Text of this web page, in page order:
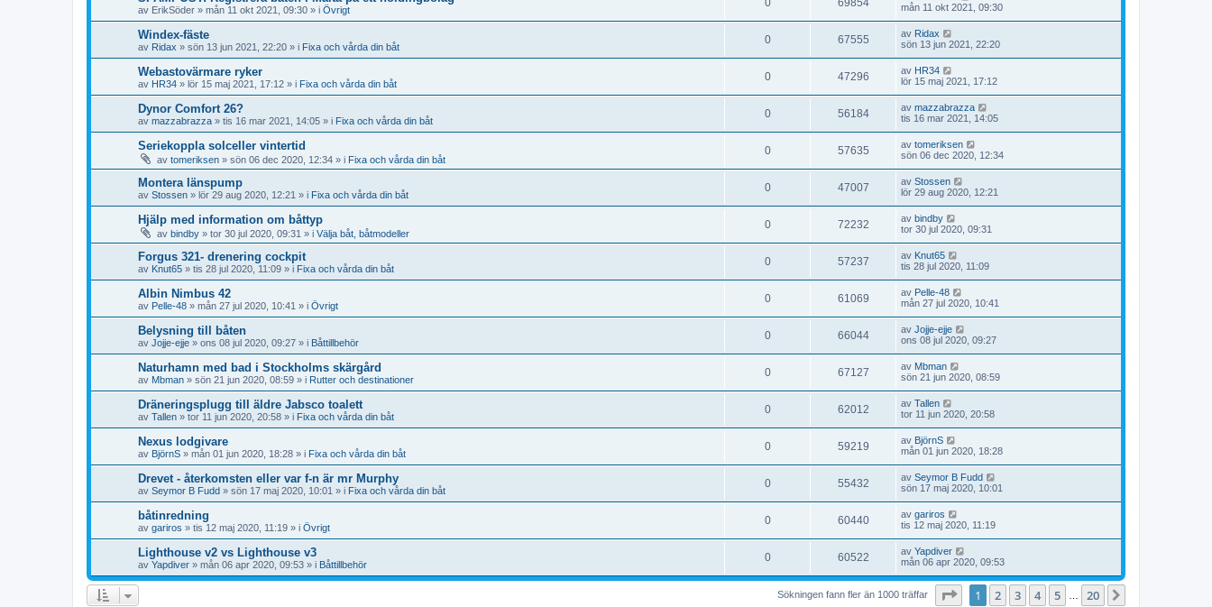
av ErikSöder » mån 11 okt 2021, 09:30 » i Övrigt
0 69854
mån 11 okt 2021, 09:30
Windex-fäste
av Ridax » sön 13 jun 2021, 22:20 » i Fixa och vårda din båt
0 67555 av Ridax
sön 13 jun 2021, 22:20
Webastovärmare ryker
av HR34 » lör 15 maj 2021, 17:12 » i Fixa och vårda din båt
0 47296 av HR34
lör 15 maj 2021, 17:12
Dynor Comfort 26?
av mazzabrazza » tis 16 mar 2021, 14:05 » i Fixa och vårda din båt
0 56184 av mazzabrazza
tis 16 mar 2021, 14:05
Seriekoppla solceller vintertid
av tomeriksen » sön 06 dec 2020, 12:34 » i Fixa och vårda din båt
0 57635 av tomeriksen
sön 06 dec 2020, 12:34
Montera länspump
av Stossen » lör 29 aug 2020, 12:21 » i Fixa och vårda din båt
0 47007 av Stossen
lör 29 aug 2020, 12:21
Hjälp med information om båttyp
av bindby » tor 30 jul 2020, 09:31 » i Välja båt, båtmodeller
0 72232 av bindby
tor 30 jul 2020, 09:31
Forgus 321- drenering cockpit
av Knut65 » tis 28 jul 2020, 11:09 » i Fixa och vårda din båt
0 57237 av Knut65
tis 28 jul 2020, 11:09
Albin Nimbus 42
av Pelle-48 » mån 27 jul 2020, 10:41 » i Övrigt
0 61069 av Pelle-48
mån 27 jul 2020, 10:41
Belysning till båten
av Jojje-ejje » ons 08 jul 2020, 09:27 » i Båttillbehör
0 66044 av Jojje-ejje
ons 08 jul 2020, 09:27
Naturhamn med bad i Stockholms skärgård
av Mbman » sön 21 jun 2020, 08:59 » i Rutter och destinationer
0 67127 av Mbman
sön 21 jun 2020, 08:59
Dräneringsplugg till äldre Jabsco toalett
av Tallen » tor 11 jun 2020, 20:58 » i Fixa och vårda din båt
0 62012 av Tallen
tor 11 jun 2020, 20:58
Nexus lodgivare
av BjörnS » mån 01 jun 2020, 18:28 » i Fixa och vårda din båt
0 59219 av BjörnS
mån 01 jun 2020, 18:28
Drevet - återkomsten eller var f-n är mr Murphy
av Seymor B Fudd » sön 17 maj 2020, 10:01 » i Fixa och vårda din båt
0 55432 av Seymor B Fudd
sön 17 maj 2020, 10:01
båtinredning
av gariros » tis 12 maj 2020, 11:19 » i Övrigt
0 60440 av gariros
tis 12 maj 2020, 11:19
Lighthouse v2 vs Lighthouse v3
av Yapdiver » mån 06 apr 2020, 09:53 » i Båttillbehör
0 60522 av Yapdiver
mån 06 apr 2020, 09:53
Sökningen fann fler än 1000 träffar Sida av 20
1 2 3 4 5 20